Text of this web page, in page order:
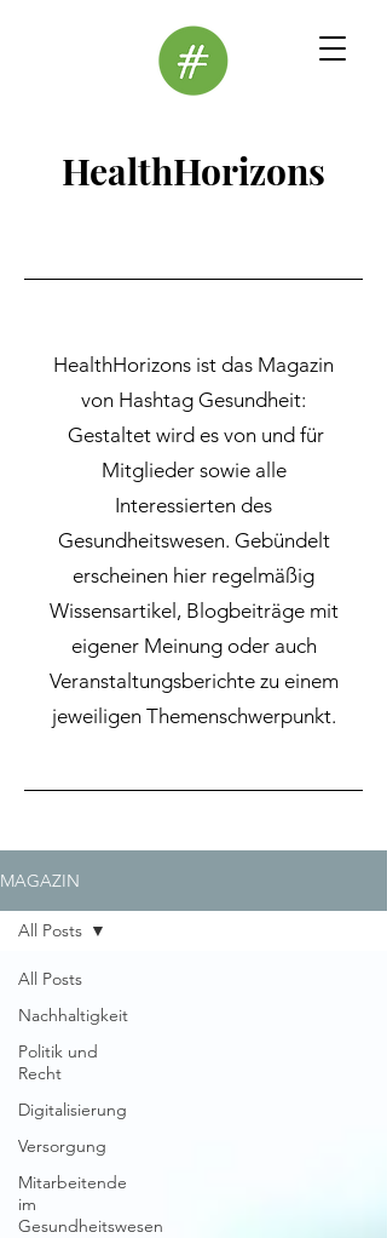
HealthHorizons
HealthHorizons ist das Magazin
von Hashtag Gesundheit:
Gestaltet wird es von und für
Mitglieder sowie alle
Interessierten des
Gesundheitswesen. Gebündelt
erscheinen hier regelmäßig
Wissensartikel, Blogbeiträge mit
eigener Meinung oder auch
Veranstaltungsberichte zu einem
jeweiligen Themenschwerpunkt.
MAGAZIN
All Posts
Nachhaltigkeit
Politik und
Recht
Digitalisierung
Versorgung
Mitarbeitende
im
Gesundheitswesen
All Posts